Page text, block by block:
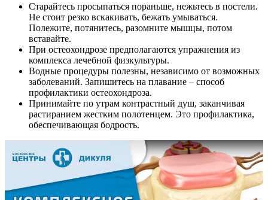
Старайтесь просыпаться пораньше, нежьтесь в постели.
Не стоит резко вскакивать, бежать умываться.
Полежите, потянитесь, разомните мышцы, потом
вставайте.
При остеохондрозе предполагаются упражнения из
комплекса лечебной физкультуры.
Водные процедуры полезны, независимо от возможных
заболеваний. Запишитесь на плавание – способ
профилактики остеохондроза.
Принимайте по утрам контрастный душ, заканчивая
растиранием жестким полотенцем. Это профилактика,
обеспечивающая бодрость.